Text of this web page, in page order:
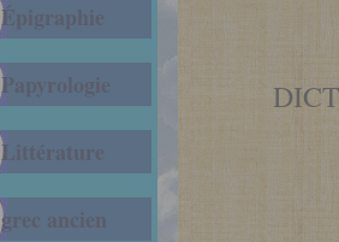
Épigraphie
Papyrologie
Littérature
grec ancien